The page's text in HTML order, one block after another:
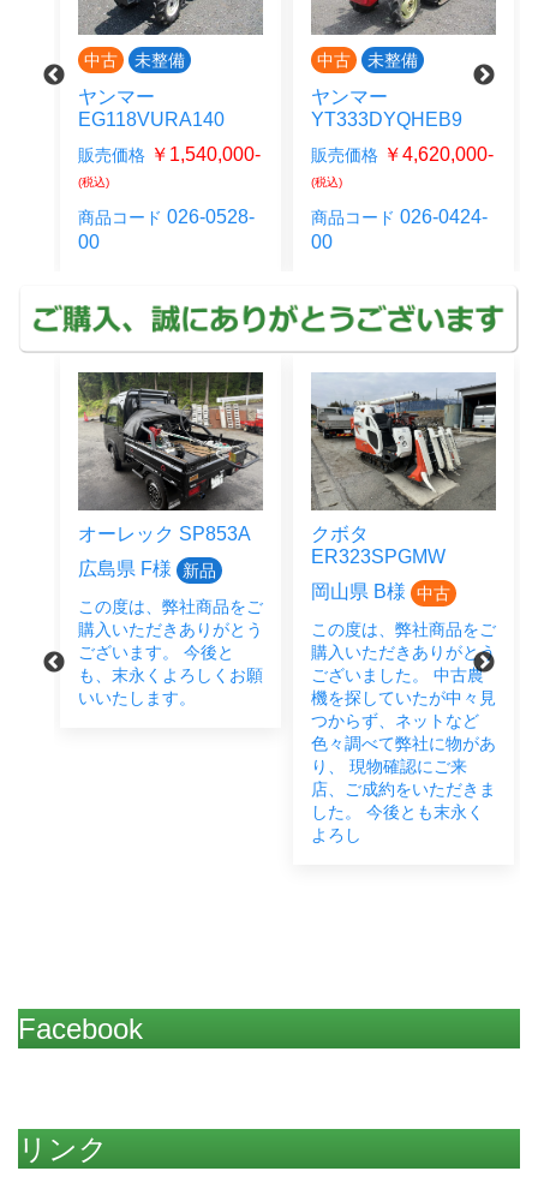
中古 未整備
ヤンマー
EG118VURA140
販売価格 ￥1,540,000-
(税込)
商品コード 026-0528-
00
中古 未整備
ヤンマー
YT333DYQHEB9
販売価格 ￥4,620,000-
(税込)
商品コード 026-0424-
00
ーレック SP853A
島県 F様 新品
の度は、弊社商品をご
入いただきありがとう
ざいます。 今後と
、末永くよろしくお願
いたします。
クボタ
ER323SPGMW
岡山県 B様 中古
この度は、弊社商品をご
購入いただきありがとう
ございました。 中古農
機を探していたが中々見
つからず、ネットなど
色々調べて弊社に物があ
り、 現物確認にご来
店、ご成約をいただきま
した。 今後とも末永く
この度は
購入いた
ございま
に欠かせ
で、JB14
とご成約
た。 お近
お困りご
したらい
Facebook
リンク